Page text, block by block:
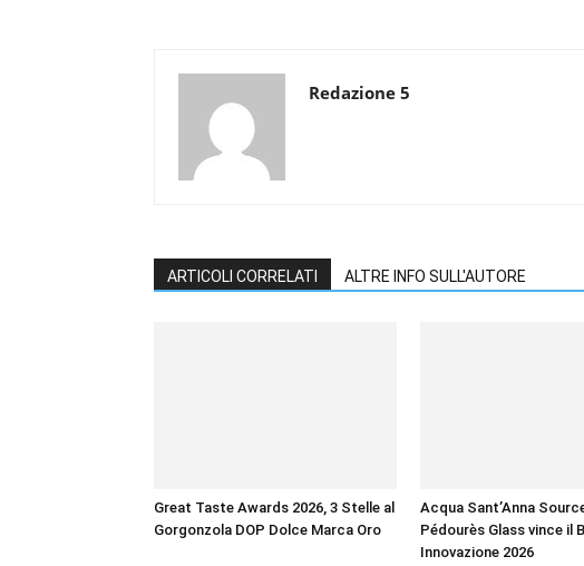
Redazione 5
ARTICOLI CORRELATI ALTRE INFO SULL'AUTORE
Great Taste Awards 2026, 3 Stelle al
Gorgonzola DOP Dolce Marca Oro
Acqua Sant’Anna
Pédourès Glass vince il
Innovazione 2026